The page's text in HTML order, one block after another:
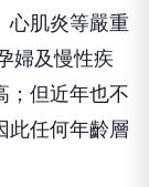
心肌炎等嚴重
婦及慢性疾
；但近年也不
此任何年齡層